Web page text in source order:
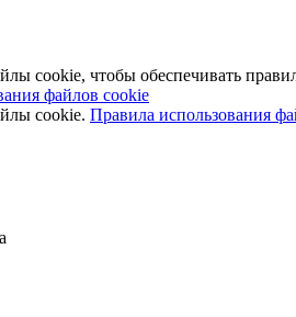
cookie, чтобы обеспечивать
файлов cookie
cookie. Правила использования